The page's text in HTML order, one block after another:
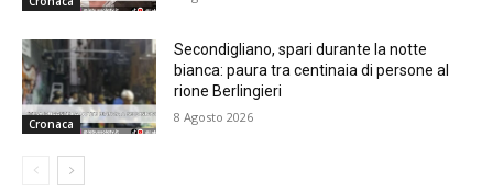
Cronaca
Secondigliano, spari durante la notte
bianca: paura tra centinaia di persone al
rione Berlingieri
8 Agosto 2026